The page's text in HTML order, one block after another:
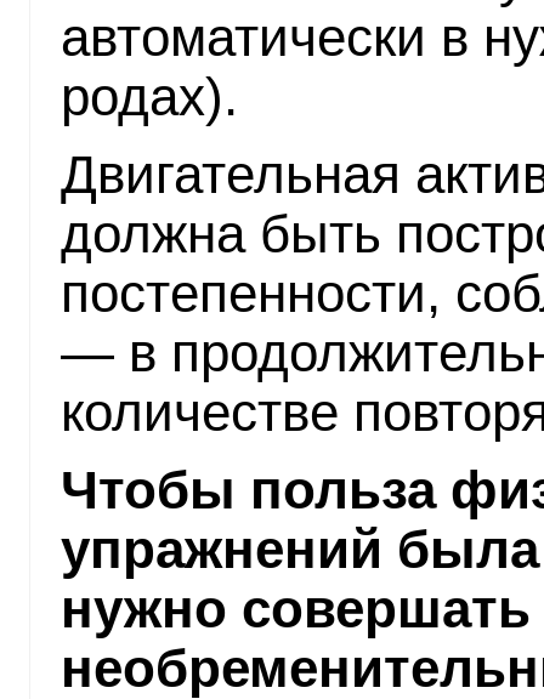
автоматически в
родах).
Двигательная
должна быть
постепенности,
— в
количестве
Чтобы польза
упражнений
нужно